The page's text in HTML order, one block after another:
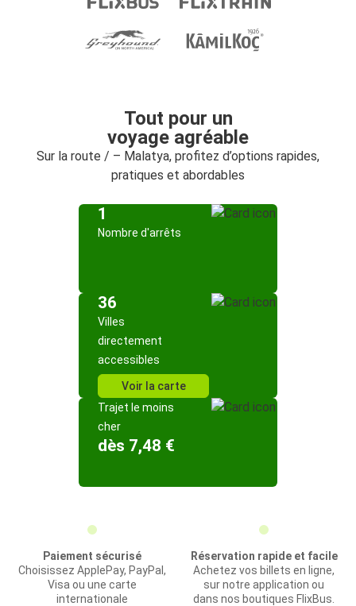
Tout pour un
voyage agréable
Sur la route / – Malatya, profitez d’options rapides,
pratiques et abordables
1
Nombre d'arrêts
36
Villes
directement
accessibles
Voir la carte
Trajet le moins
cher
dès 7,48 €
Paiement sécurisé
Choisissez ApplePay, PayPal,
Visa ou une carte
internationale
Réservation rapide et facile
Achetez vos billets en ligne,
sur notre application ou
dans nos boutiques FlixBus.